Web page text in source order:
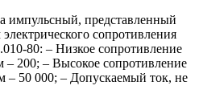
импульсный, представленный
сопротивления
80: – Низкое сопротивление
200; – Высокое сопротивление
– 50 000; – Допускаемый ток, не